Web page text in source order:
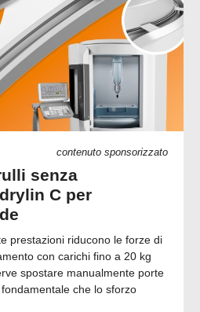
contenuto sponsorizzato
senza
C per
prestazioni riducono le forze di
con carichi fino a 20 kg
spostare manualmente porte
che lo sforzo